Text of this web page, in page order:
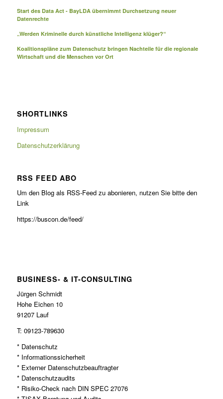
Start des Data Act - BayLDA übernimmt Durchsetzung neuer
Datenrechte
„Werden Kriminelle durch künstliche Intelligenz klüger?“
Koalitionspläne zum Datenschutz bringen Nachteile für die regionale
Wirtschaft und die Menschen vor Ort
SHORTLINKS
Impressum
Datenschutzerklärung
RSS FEED ABO
Um den Blog als RSS-Feed zu abonieren, nutzen Sie bitte den
Link
https://buscon.de/feed/
BUSINESS- & IT-CONSULTING
Jürgen Schmidt
Hohe Eichen 10
91207 Lauf
T: 09123-789630
* Datenschutz
* Informationssicherheit
* Externer Datenschutzbeauftragter
* Datenschutzaudits
* Risiko-Check nach DIN SPEC 27076